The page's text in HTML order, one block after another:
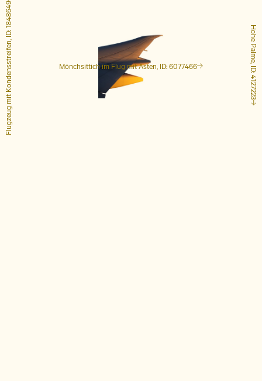
Mönchsittich im Flug mit Ästen, ID: 6077466 Hohe Palme, ID: 4127223
Flugzeug mit Kondensstreifen, ID: 1848649